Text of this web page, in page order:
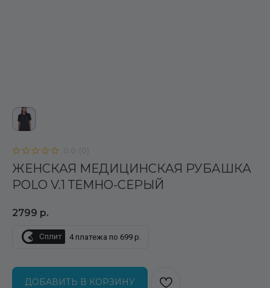
ЖЕНСКАЯ МЕДИЦИНСКАЯ РУБАШКА
POLO V.1 ТЕМНО-СЕРЫЙ
2799 р.
Сплит 4 платежа по 699 р.
ДОБАВИТЬ В КОРЗИНУ